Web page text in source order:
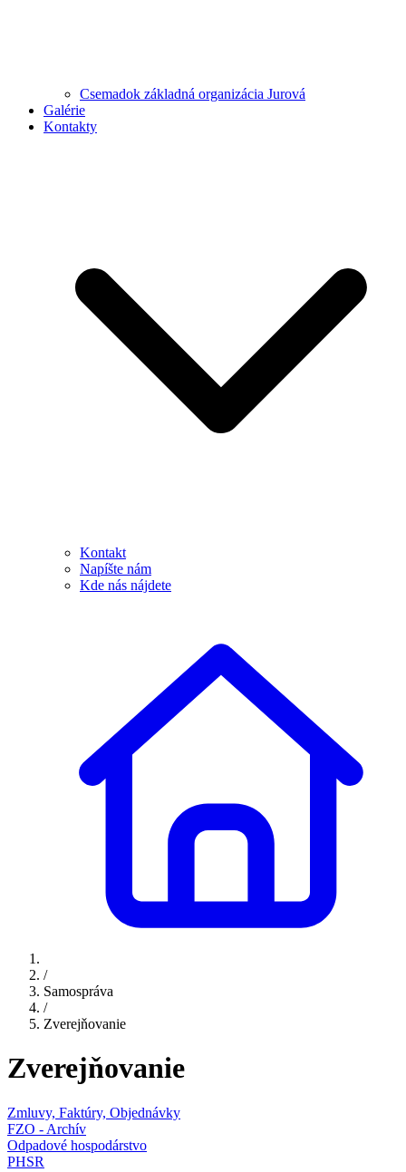
Csemadok základná organizácia Jurová
Galérie
Kontakty
Kontakt
Napíšte nám
Kde nás nájdete
/
Samospráva
/
Zverejňovanie
Zverejňovanie
Zmluvy, Faktúry, Objednávky
FZO - Archív
Odpadové hospodárstvo
PHSR